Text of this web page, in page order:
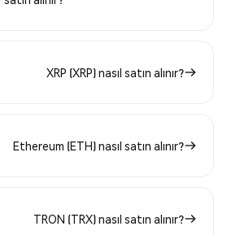
XRP (XRP) nasıl satın alınır?
Ethereum (ETH) nasıl satın alınır?
TRON (TRX) nasıl satın alınır?